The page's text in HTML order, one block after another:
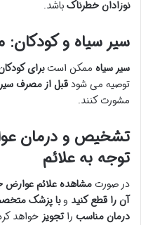
نوزادان خطرناکباشد.
سیر سیاه و کودکان:
سیر سیاه ممکن استبرای
توصیه می شودقبل از مصرف
مشورت کنند.
تشخیص و درمان
توجه به علائم
در صورتمشاهده علائم عوارض
آن را قطع کنید وبا پزشک
درمان مناسب راتجویز خواهد